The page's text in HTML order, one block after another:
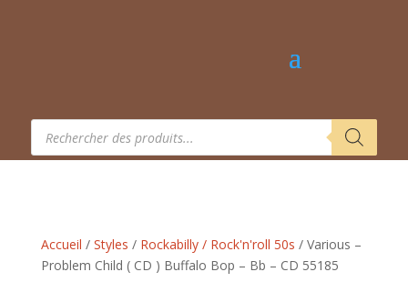
Recherche
produits
Accueil / Styles / Rockabilly / Rock'n'roll 50s / Various –
Problem Child ( CD ) Buffalo Bop – Bb – CD 55185